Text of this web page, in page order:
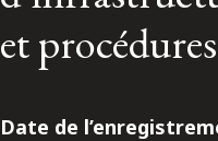
Réseau des anciens
et
Date de